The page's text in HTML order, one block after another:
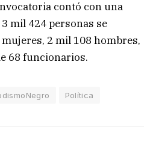
contó con una
mil 424 personas se
2 mil 108 hombres,
68 funcionarios.
Política